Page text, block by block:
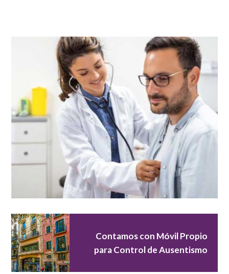
Contamos con Móvil Propio
para Control de Ausentismo